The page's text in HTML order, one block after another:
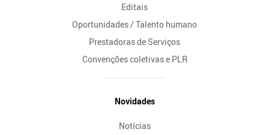
Editais
Oportunidades / Talento humano
Prestadoras de Serviços
Convenções coletivas e PLR
Novidades
Notícias